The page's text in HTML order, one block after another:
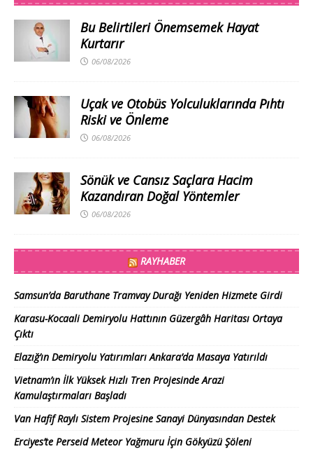
Bu Belirtileri Önemsemek Hayat
Kurtarır
06/08/2026
Uçak ve Otobüs Yolculuklarında Pıhtı
Riski ve Önleme
06/08/2026
Sönük ve Cansız Saçlara Hacim
Kazandıran Doğal Yöntemler
06/08/2026
RAYHABER
Samsun’da Baruthane Tramvay Durağı Yeniden Hizmete Girdi
Karasu-Kocaali Demiryolu Hattının Güzergâh Haritası Ortaya
Çıktı
Elazığ’ın Demiryolu Yatırımları Ankara’da Masaya Yatırıldı
Vietnam’ın İlk Yüksek Hızlı Tren Projesinde Arazi
Kamulaştırmaları Başladı
Van Hafif Raylı Sistem Projesine Sanayi Dünyasından Destek
Erciyes’te Perseid Meteor Yağmuru İçin Gökyüzü Şöleni